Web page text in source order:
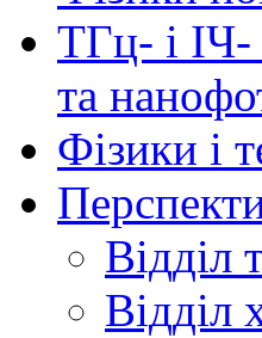
ТГц- і ІЧ-
та
Фізики і
Відділ
Відділ